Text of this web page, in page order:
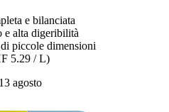
e bilanciata
e alta digeribilità
piccole dimensioni
5.29 / L)
agosto